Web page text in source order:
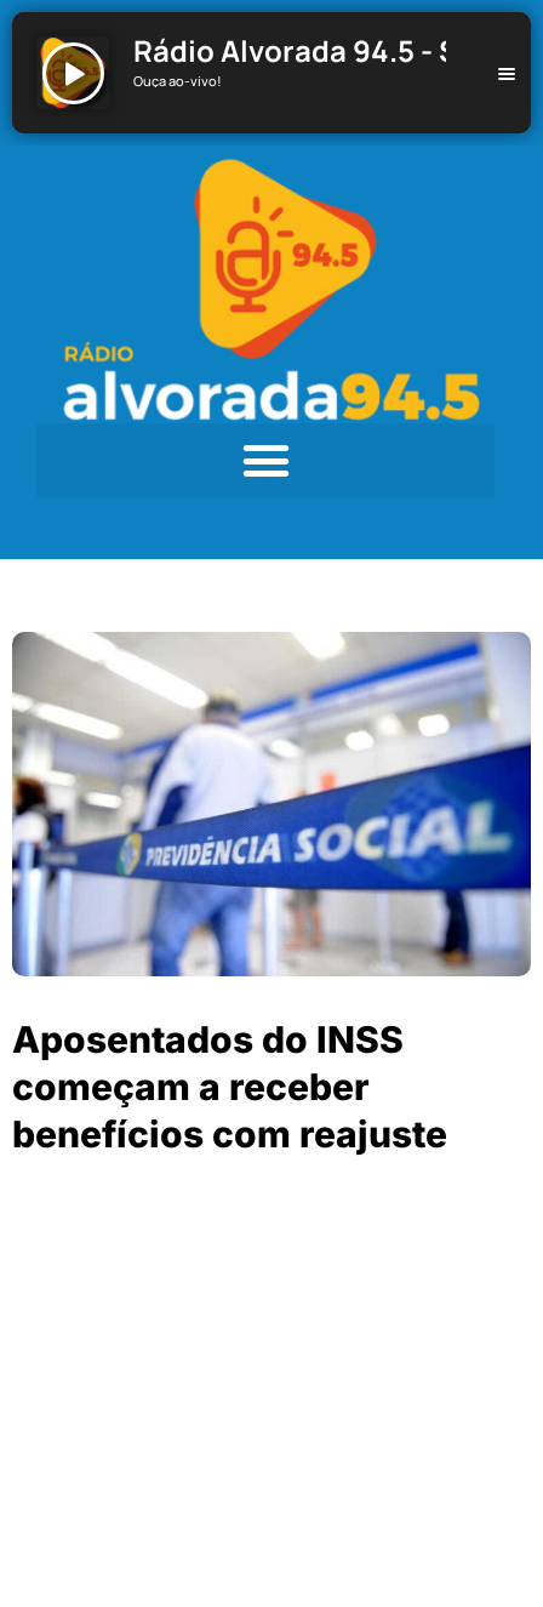
Rádio Alvorada 94.5 - Santa
Ouça ao-vivo!
Aposentados do INSS
começam a receber
benefícios com reajuste